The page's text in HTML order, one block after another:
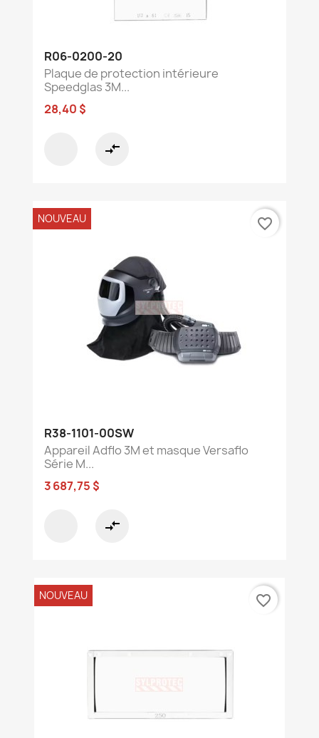
R06-0200-20
Plaque de protection intérieure
Speedglas 3M...
28,40 $
compare_arrows
R38-1101-00SW
Appareil Adflo 3M et masque Versaflo
Série M...
3 687,75 $
compare_arrows
NOUVEAU favorite_border
NOUVEAU favorite_border